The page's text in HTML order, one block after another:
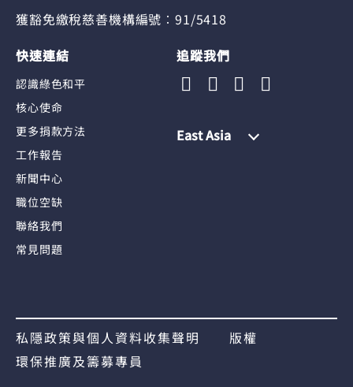
獲豁免繳稅慈善機構編號︰91/5418
快速連結
認識綠色和平
核心使命
更多捐款方法
工作報告
新聞中心
職位空缺
聯絡我們
常見問題
追蹤我們
East Asia
私隱政策與個人資料收集聲明
版權
環保推廣及籌募專員